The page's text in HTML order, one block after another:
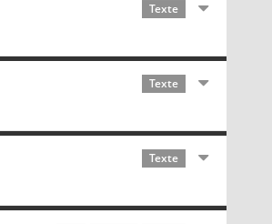
Texte
Texte
Texte